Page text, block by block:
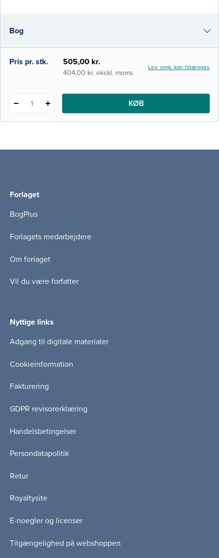
nyeste viden inden for områ
Bog
i-bog
Pris pr. stk. 505,00 kr.
404,00 kr. ekskl. moms
Lev. omk. kan tillægges
1 KØB
Forlaget
BogPlus
Forlagets medarbejdere
Om forlaget
Vil du være forfatter
Nyttige links
Adgang til digitale materialer
Cookieinformation
Fakturering
GDPR revisorerklæring
Handelsbetingelser
Persondatapolitik
Retur
Royaltysite
E-noegler og licenser
Tilgængelighed på webshoppen